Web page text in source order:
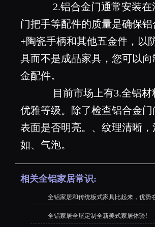
2.铝合金门通常安装在
门把手等配件的质量是确保
+陶瓷手柄和其他五金件，以
具而不是成品家具，您可以
金配件。
目前市场上有3.全铝材
优雅等级。除了检查铝合金
表面是否明亮。、纹理清晰
如、气泡。
相关全铝家居常识:
全铝家居和传统板式家具比起来，优势
全铝家居全屋定制全新美式家居体验!